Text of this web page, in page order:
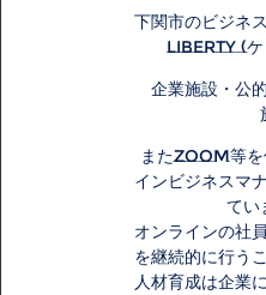
下関市のビジネ
LIBERTY (
企業施設・公
またzoom等を
インビジネスマ
てい
オンラインの社
を継続的に行う
人材育成は企業